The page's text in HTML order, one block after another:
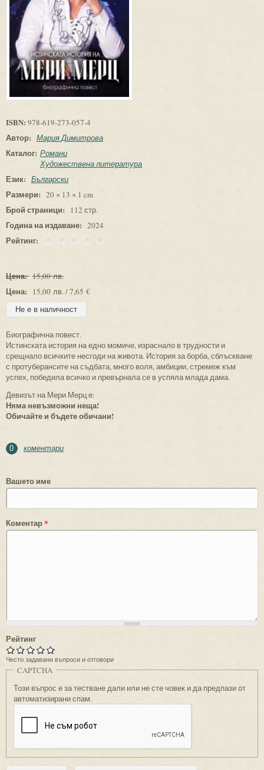
ISBN: 978-619-273-057-4
Автор: Мария Димитрова
Каталог: Романи
Художествена литература
Език: Български
Размери: 20 × 13 × 1 cm
Брой страници: 112 стр.
Година на издаване: 2024
Рейтинг:
Цена: 15,00 лв.
Цена: 15,00 лв. / 7,65 €
Биографична повест.
Истинската история на едно момиче, израснало в трудности и
срещнало всичките несгоди на живота. История за борба, сблъскване
с протуберансите на съдбата, много воля, амбиции, стремеж към
успех, победила всичко и превърнала се в успяла млада дама.
Девизът на Мери Мерц е:
Няма невъзможни неща!
Обичайте и бъдете обичани!
0 коментари
Вашето име
Коментар*
Рейтинг
Често задавани въпроси и отговори
CAPTCHA
Този въпрос е за тестване дали или не сте човек и да предпази от
автоматизирани спам.